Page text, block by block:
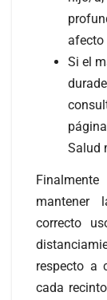
afecto
Si el
Salud
mantener
correcto
respecto a
cada